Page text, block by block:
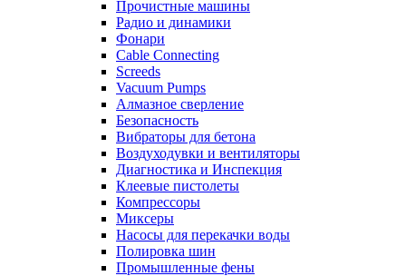
Прочистные машины
Радио и динамики
Фонари
Cable Connecting
Screeds
Vacuum Pumps
Алмазное сверление
Безопасность
Вибраторы для бетона
Воздуходувки и вентиляторы
Диагностика и Инспекция
Клеевые пистолеты
Компрессоры
Миксеры
Насосы для перекачки воды
Полировка шин
Промышленные фены